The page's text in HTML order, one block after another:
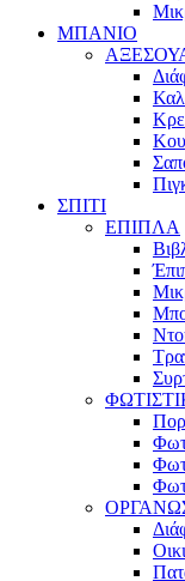
ΜΠΑΝΙΟ
ΣΠΙΤΙ
ΕΠΙΠΛΑ